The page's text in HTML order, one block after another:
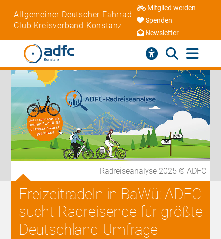
Allgemeiner Deutscher Fahrrad-
Club Kreisverband Konstanz
Mitglied werden
Spenden
Newsletter
Radreiseanalyse 2025 © ADFC
Freizeitradeln in BaWü: ADFC
sucht Radreisende für größte
Deutschland-Umfrage